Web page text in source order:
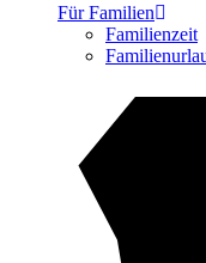
Für Familien
Familienzeit